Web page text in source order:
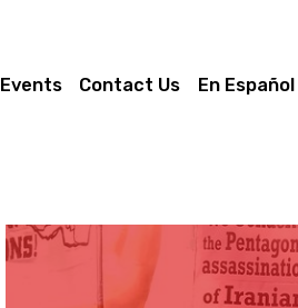
Events Contact Us En Español